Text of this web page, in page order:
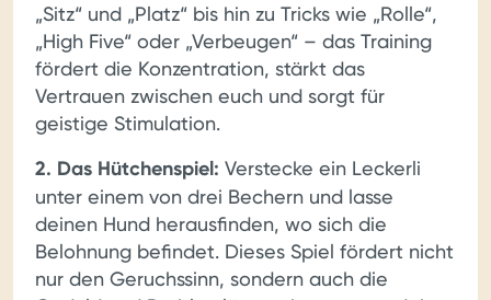
„Sitz“ und „Platz“ bis hin zu Tricks wie „Rolle“,
„High Five“ oder „Verbeugen“ – das Training
fördert die Konzentration, stärkt das
Vertrauen zwischen euch und sorgt für
geistige Stimulation.
2. Das Hütchenspiel: Verstecke ein Leckerli
unter einem von drei Bechern und lasse
deinen Hund herausfinden, wo sich die
Belohnung befindet. Dieses Spiel fördert nicht
nur den Geruchssinn, sondern auch die